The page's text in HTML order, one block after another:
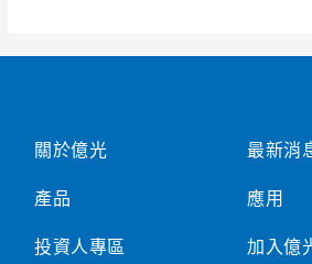
關於億光
產品
投資人專區
最新消
應用
加入億